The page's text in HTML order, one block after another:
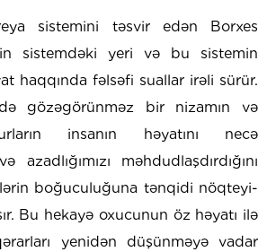
sistemini təsvir edən Borxes
sistemdəki yeri və bu sistemin
haqqında fəlsəfi suallar irəli sürür.
gözəgörünməz bir nizamın və
insanın həyatını necə
azadlığımızı məhdudlaşdırdığını
boğuculuğuna tənqidi nöqteyi-
Bu hekayə oxucunun öz həyatı ilə
yenidən düşünməyə vadar